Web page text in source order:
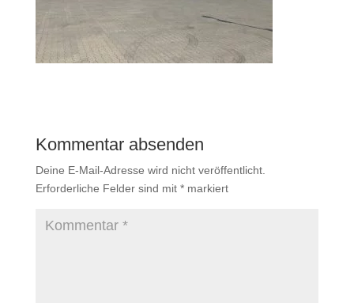
Kommentar absenden
Deine E-Mail-Adresse wird nicht veröffentlicht.
Erforderliche Felder sind mit *markiert